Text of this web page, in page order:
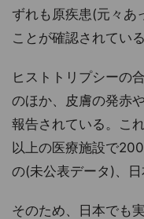
ずれも原疾患(元々あ
ことが確認されている
ヒストトリプシーの
のほか、皮膚の発赤
報告されている。こ
以上の医療施設で
の(未公表データ)、日
そのため、日本でも